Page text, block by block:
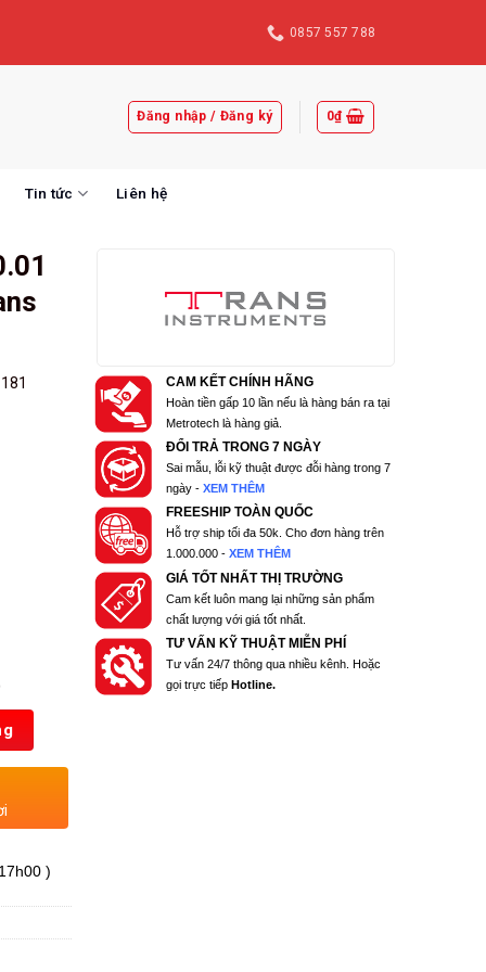
0857 557 788
Đăng nhập / Đăng ký 0₫
Tin tức Liên hệ
181
)
CAM KẾT CHÍNH HÃNG
Hoàn tiền gấp 10 lần nếu là hàng bán ra tại
Metrotech là hàng giả.
ĐỔI TRẢ TRONG 7 NGÀY
Sai mẫu, lỗi kỹ thuật được đỗi hàng trong 7
ngày -XEM THÊM
FREESHIP TOÀN QUỐC
Hỗ trợ ship tối đa 50k. Cho đơn hàng trên
1.000.000 -XEM THÊM
GIÁ TỐT NHẤT THỊ TRƯỜNG
Cam kết luôn mang lại những sản phẩm
chất lượng với giá tốt nhất.
TƯ VẤN KỸ THUẬT MIỄN PHÍ
Tư vấn 24/7 thông qua nhiều kênh. Hoặc
gọi trực tiếp Hotline.